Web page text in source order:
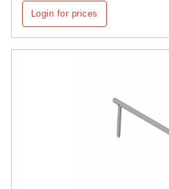
Login for prices